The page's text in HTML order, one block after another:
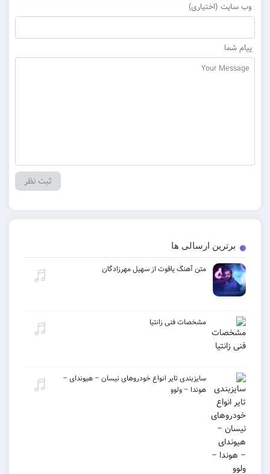
وب سایت (اختیاری)
پیام شما
برترین ارسالی ها
متن آهنگ یاقوت از سهیل مهرزادگان
مشخصات فنی زانتیا
سایزبندی تایر انواع خودروهای نیسان – هیوندای –
هوندا – ولوو